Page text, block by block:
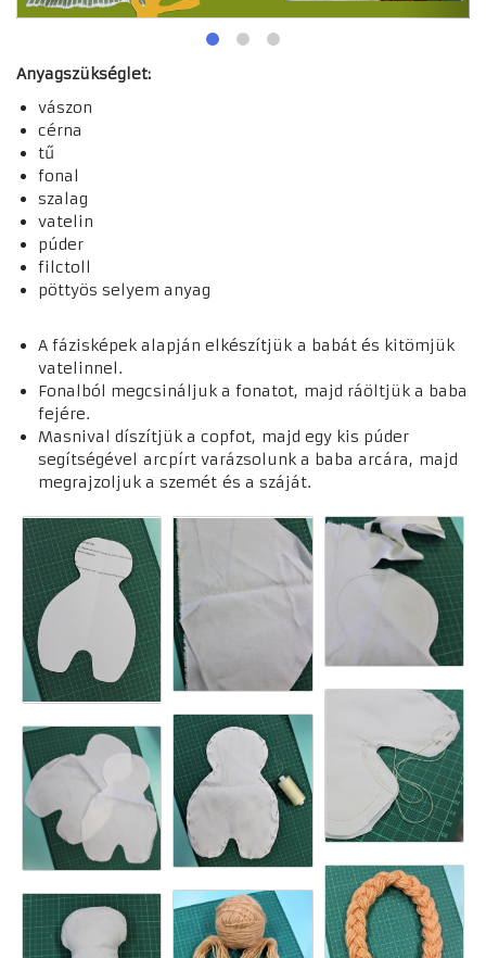
Anyagszükséglet:
vászon
cérna
tű
fonal
szalag
vatelin
púder
filctoll
pöttyös selyem anyag
A fázisképek alapján elkészítjük a babát és kitömjük
vatelinnel.
Fonalból megcsináljuk a fonatot, majd ráöltjük a baba
fejére.
Masnival díszítjük a copfot, majd egy kis púder
segítségével arcpírt varázsolunk a baba arcára, majd
megrajzoljuk a szemét és a száját.